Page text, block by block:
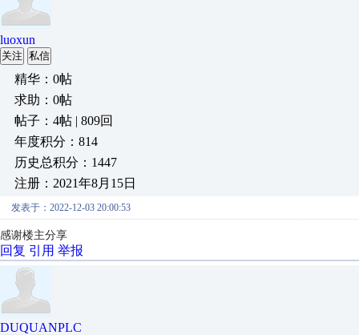
luoxun
关注 私信
精华：0帖
求助：0帖
帖子：4帖 | 809回
年度积分：814
历史总积分：1447
注册：2021年8月15日
发表于：2022-12-03 20:00:53
感谢楼主分享
回复 引用 举报
DUQUANPLC